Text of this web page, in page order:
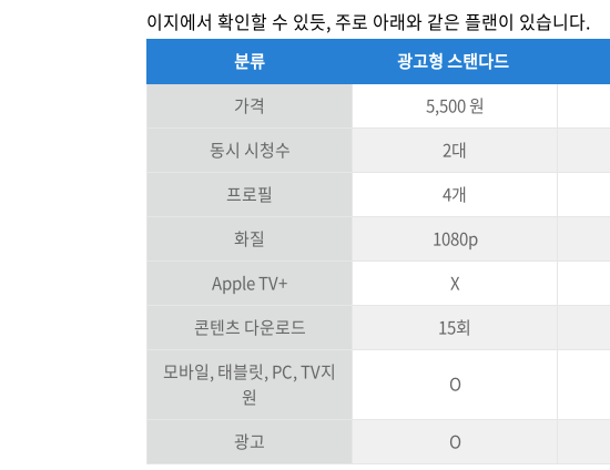
이지에서 확인할 수 있듯, 주로 아래와 같은 플랜이 있습니다.
분류 광고형 스탠다드
가격
5,500 원
동시 시청수
2대
프로필
4개
화질
1080p
Apple TV+
X
콘텐츠 다운로드
15회
모바일, 태블릿, PC, TV지
원
O
광고 O